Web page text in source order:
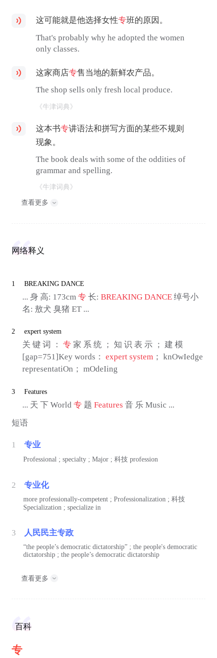
这可能就是他选择女性专班的原因。
That's probably why he adopted the women
only classes.
这家商店专售当地的新鲜农产品。
The shop sells only fresh local produce.
《牛津词典》
这本书专讲语法和拼写方面的某些不规则
现象。
The book deals with some of the oddities of
grammar and spelling.
《牛津词典》
查看更多
网络释义
1 BREAKING DANCE
... 身 高: 173cm 专长: BREAKING DANCE绰号小
名: 敖犬 臭猪 ET ...
2 expert system
关 键 词 ： 专家 系 统 ； 知 识 表 示 ； 建 模
[gap=751]Key words： expert system； knOwIedge
representatiOn； mOdeIing
3 Features
... 天 下 World 专题 Features 音 乐 Music ...
短语
1 专业
Professional ; specialty ; Major ; 科技 profession
2 专业化
more professionally-competent ; Professionalization ; 科技
Specialization ; specialize in
3 人民民主专政
“the people’s democratic dictatorship” ; the people's democratic
dictatorship ; the people’s democratic dictatorship
查看更多
百科
专